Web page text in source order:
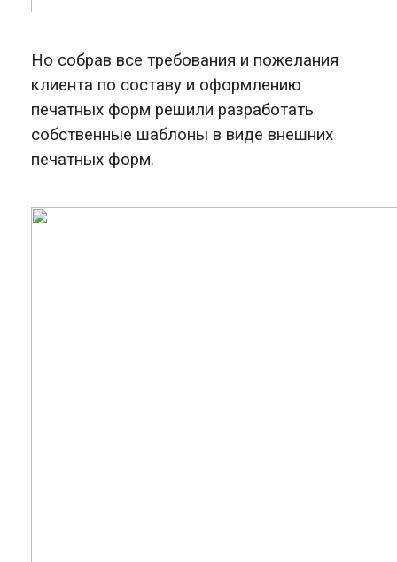
Но собрав все требования и пожелания
клиента по составу и оформлению
печатных форм решили разработать
собственные шаблоны в виде внешних
печатных форм.